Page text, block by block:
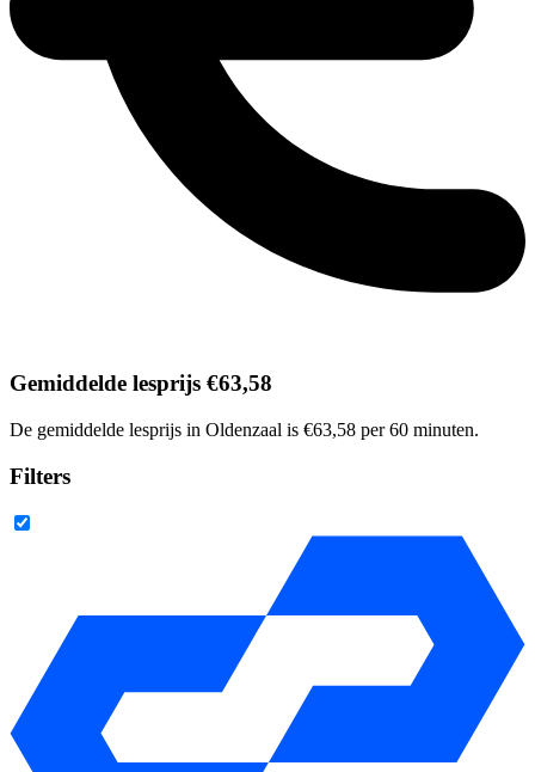
Gemiddelde lesprijs €63,58
De gemiddelde lesprijs in Oldenzaal is €63,58 per 60 minuten.
Filters